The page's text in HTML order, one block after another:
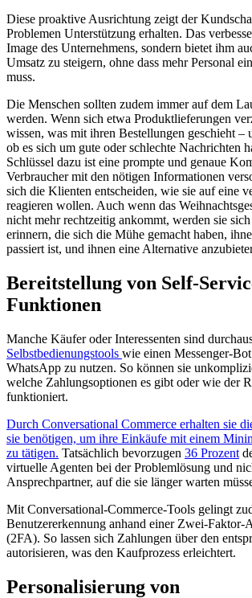
Diese proaktive Ausrichtung zeigt der
Problemen Unterstützung erhalten. Das
Image des Unternehmens, sondern bietet ihm
Umsatz zu steigern, ohne dass mehr Personal
muss.
Die Menschen sollten zudem immer auf dem
werden. Wenn sich etwa Produktlieferungen
wissen, was mit ihren Bestellungen geschieht –
ob es sich um gute oder schlechte Nachrichten
Schlüssel dazu ist eine prompte und genaue
Verbraucher mit den nötigen Informationen
sich die Klienten entscheiden, wie sie auf eine
reagieren wollen. Auch wenn das
nicht mehr rechtzeitig ankommt, werden sie
erinnern, die sich die Mühe gemacht haben,
passiert ist, und ihnen eine Alternative
Bereitstellung von Self-
Funktionen
Manche Käufer oder Interessenten sind
Selbstbedienungstools wie einen Messenger-
WhatsApp zu nutzen. So können sie
welche Zahlungsoptionen es gibt oder wie der
funktioniert.
Durch Conversational Commerce erhalten sie
sie benötigen, um ihre Einkäufe mit einem
zu tätigen. Tatsächlich bevorzugen 36 Prozent
virtuelle Agenten bei der Problemlösung und
Ansprechpartner, auf die sie länger warten
Mit Conversational-Commerce-Tools gelingt
Benutzererkennung anhand einer Zwei-Faktor-
(2FA). So lassen sich Zahlungen über den
autorisieren, was den Kaufprozess erleichtert.
Personalisierung von